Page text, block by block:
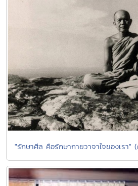
"รักษาศีล คือรักษากายวาจาใจของเรา"